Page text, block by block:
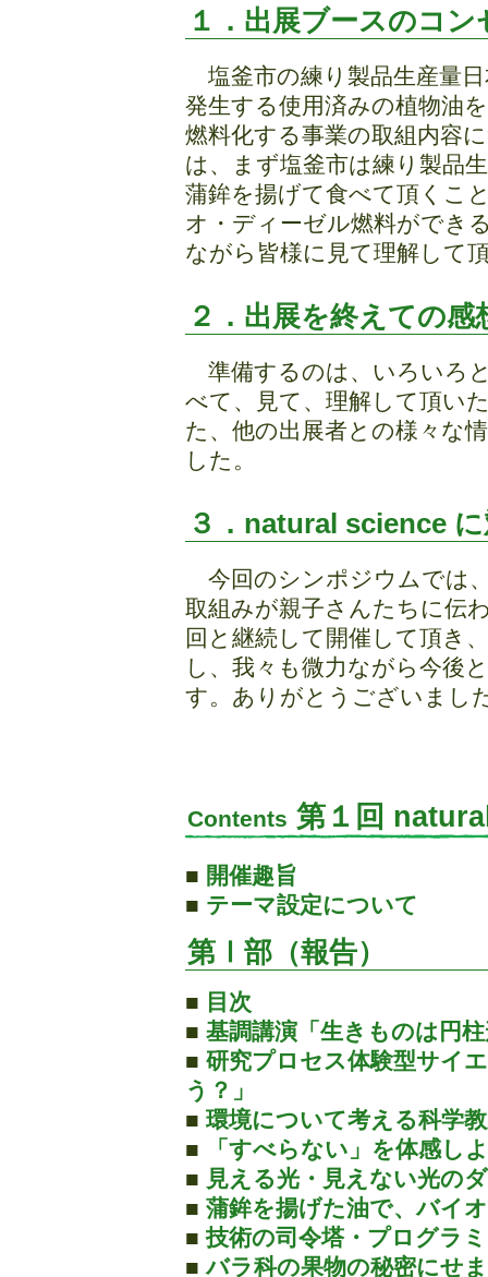
１．出展ブースのコ
塩釜市の練り製品生産量
発生する使用済みの植物油
燃料化する事業の取組内容
は、まず塩釜市は練り製品
蒲鉾を揚げて食べて頂くこ
オ・ディーゼル燃料ができ
ながら皆様に見て理解して
２．出展を終えての感
準備するのは、いろいろ
べて、見て、理解して頂い
た、他の出展者との様々な
した。
３．natural science
今回のシンポジウムでは
取組みが親子さんたちに伝
回と継続して開催して頂き
し、我々も微力ながら今後
す。ありがとうございまし
Contents 第１回
■ 開催趣旨
■ テーマ設定について
第Ⅰ部（報告）
■ 目次
■ 基調講演「生きものは円
■ 研究プロセス体験型サイ
う？」
■ 環境について考える科学
■
「すべらない」を体感し
■ 見える光・見えない光の
■ 蒲鉾を揚げた油で、バイ
■ 技術の司令塔・プログラ
■ バラ科の果物の秘密にせ